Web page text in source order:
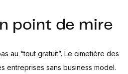
point de mire
au “tout gratuit”. Le cimetière des
entreprises sans business model.